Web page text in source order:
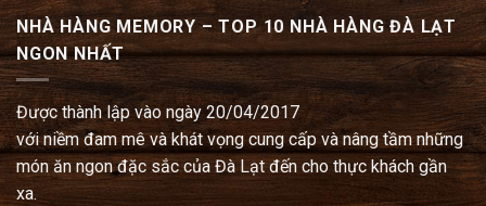
NHÀ HÀNG MEMORY – TOP 10 NHÀ HÀNG ĐÀ LẠT
NGON NHẤT
Được thành lập vào ngày 20/04/2017
với niềm đam mê và khát vọng cung cấp và nâng tầm những
món ăn ngon đặc sắc của Đà Lạt đến cho thực khách gần
xa.